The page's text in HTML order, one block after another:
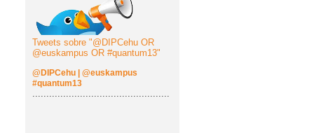
Tweets sobre "@DIPCehu OR
@euskampus OR #quantum13"
@DIPCehu | @euskampus
#quantum13